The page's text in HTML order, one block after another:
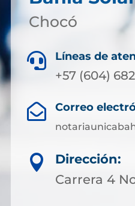
Chocó
 Líneas de
+57 (604)
 Correo

Dirección:
Carrera 4